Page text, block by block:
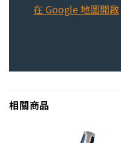
在 Google 地圖開啟
相關商品